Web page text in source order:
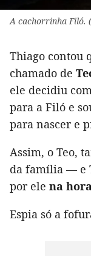
A cachorrinha Filó.
Thiago contou
chamado de
ele decidiu
para a Filó e
para nascer e
Assim, o Teo,
da família — e
por ele na
Espia só a